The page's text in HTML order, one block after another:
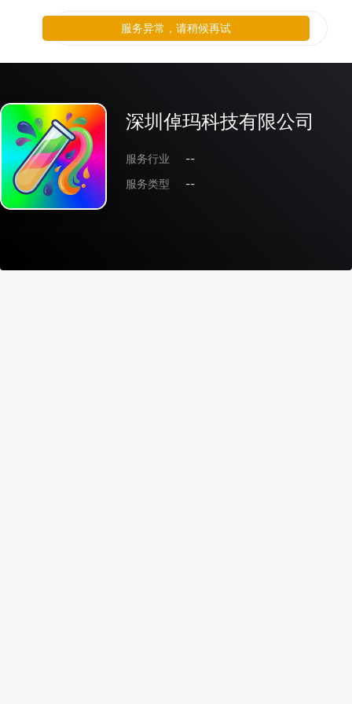
深圳倬玛科技有限公司
服务行业
--
服务类型
--
服务异常，请稍候再试